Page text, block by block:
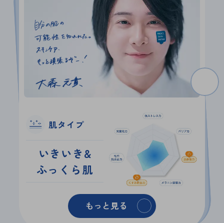
肌タイプ
いきいき&
ふっくら肌
もっと見る
抗ストレス＆
もっと見る
いきいき＆
もっと見る
いきいき＆
もっと見る